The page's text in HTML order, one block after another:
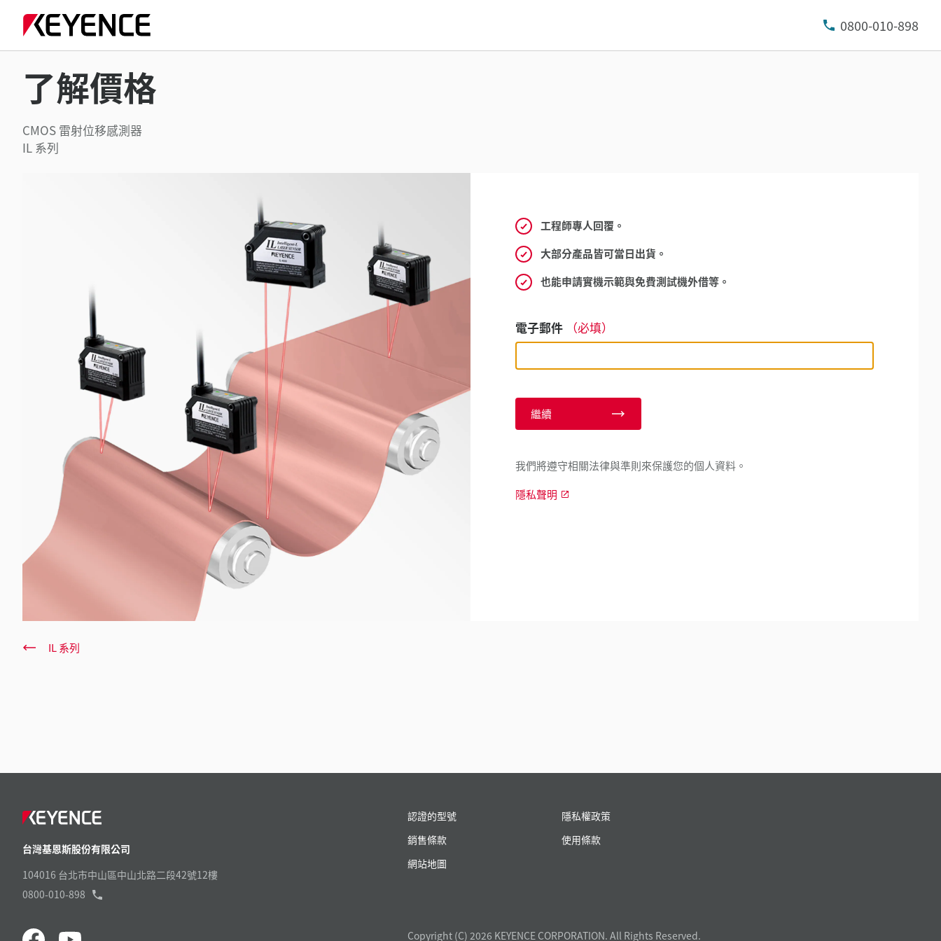
0800-010-898
了解價格
CMOS 雷射位移感測器
IL 系列
工程師專人回覆。
大部分產品皆可當日出貨。
也能申請實機示範與免費測試機外借等。
電子郵件 （必填）
繼續
我們將遵守相關法律與準則來保護您的個人資料。
隱私聲明
IL 系列
台灣基恩斯股份有限公司
104016 台北市中山區中山北路二段42號12樓
0800-010-898
認證的型號
隱私權政策
銷售條款
使用條款
網站地圖
Copyright (C) 2026 KEYENCE CORPORATION. All Rights Reserved.